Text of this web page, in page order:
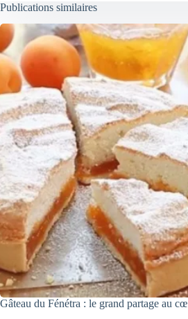
Publications similaires
Gâteau du Fénétra : le grand partage au